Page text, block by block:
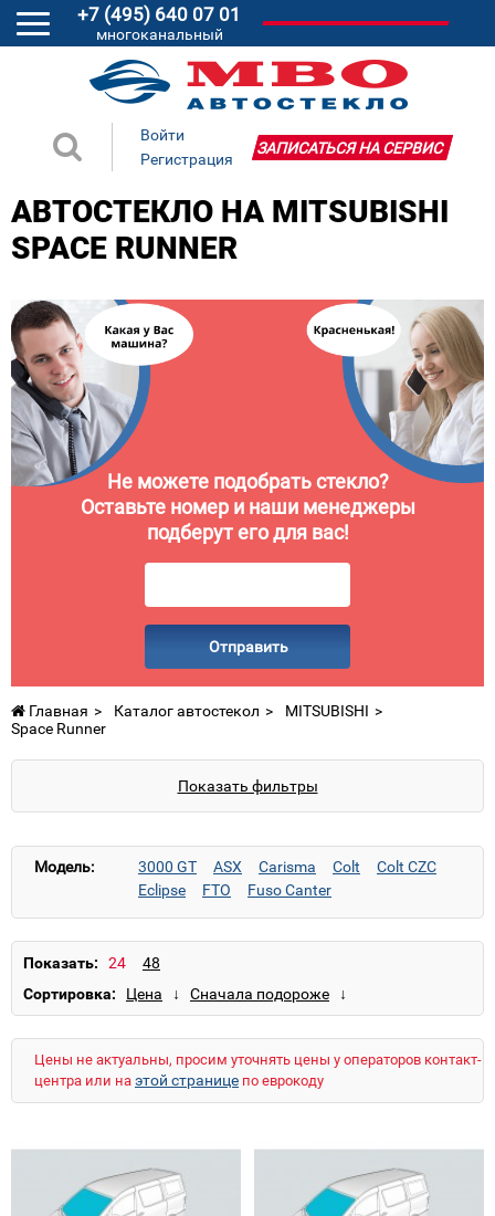
+7 (495) 640 07 01
многоканальный
Войти
Регистрация
ЗАПИСАТЬСЯ НА СЕРВИС
АВТОСТЕКЛО НА MITSUBISHI
SPACE RUNNER
Не можете подобрать стекло?
Оставьте номер и наши менеджеры
подберут его для вас!
Отправить
Главная Каталог автостекол
MITSUBISHI
Space Runner
Показать фильтры
Модель: 3000 GT ASX Carisma Colt
Colt CZC
Eclipse
FTO
Fuso Canter
Fuso Canter (широкая каб.)
Lancer Evo VII
Lancer Evo VIII
Pajero Pinin
Pajero Sport
Space Gear
Space Runner
Space Star
Показать:
Сортировка:
Цены не актуальны, просим уточнять цены у операторов контакт-
центра или на этой странице по еврокоду